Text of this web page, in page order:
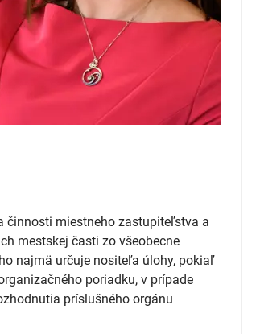
činnosti miestneho zastupiteľstva a
mestskej časti zo všeobecne
najmä určuje nositeľa úlohy, pokiaľ
poriadku, v prípade
príslušného orgánu